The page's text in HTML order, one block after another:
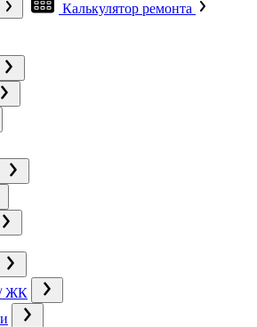
Калькулятор ремонта
/ ЖК